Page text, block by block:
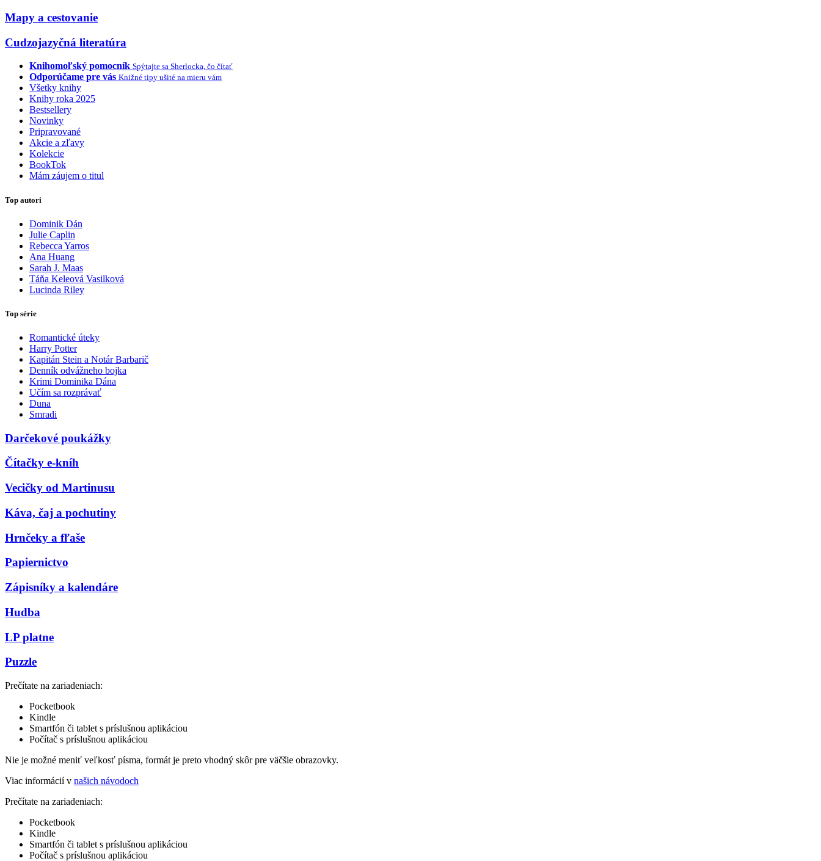
Mapy a cestovanie
Cudzojazyčná literatúra
Knihomoľský pomocník Spýtajte sa Sherlocka, čo čítať
Odporúčame pre vás Knižné tipy ušité na mieru vám
Všetky knihy
Knihy roka 2025
Bestsellery
Novinky
Pripravované
Akcie a zľavy
Kolekcie
BookTok
Mám záujem o titul
Top autori
Dominik Dán
Julie Caplin
Rebecca Yarros
Ana Huang
Sarah J. Maas
Táňa Keleová Vasilková
Lucinda Riley
Top série
Romantické úteky
Harry Potter
Kapitán Stein a Notár Barbarič
Denník odvážneho bojka
Krimi Dominika Dána
Učím sa rozprávať
Duna
Smradi
Darčekové poukážky
Čítačky e-kníh
Vecičky od Martinusu
Káva, čaj a pochutiny
Hrnčeky a fľaše
Papiernictvo
Zápisníky a kalendáre
Hudba
LP platne
Puzzle
Prečítate na zariadeniach:
Pocketbook
Kindle
Smartfón či tablet s príslušnou aplikáciou
Počítač s príslušnou aplikáciou
Nie je možné meniť veľkosť písma, formát je preto vhodný skôr pre väčšie obrazovky.
Viac informácií v našich návodoch
Prečítate na zariadeniach:
Pocketbook
Kindle
Smartfón či tablet s príslušnou aplikáciou
Počítač s príslušnou aplikáciou